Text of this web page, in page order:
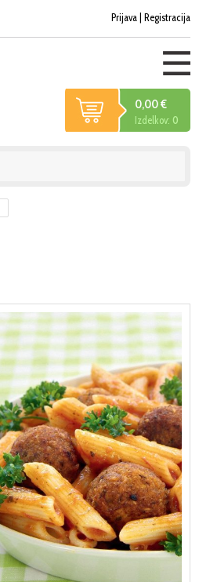
Prijava| Registracija
0,00 €
Izdelkov: 0